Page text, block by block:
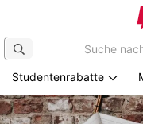
Studentenrabatte